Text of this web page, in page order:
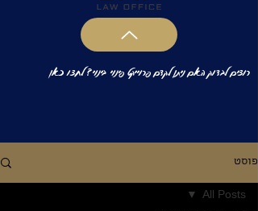
רוצים לבדוק האם ניתן לקדם פרוייקט פינוי בינוי? לחצו כאן
פוסט
All Posts